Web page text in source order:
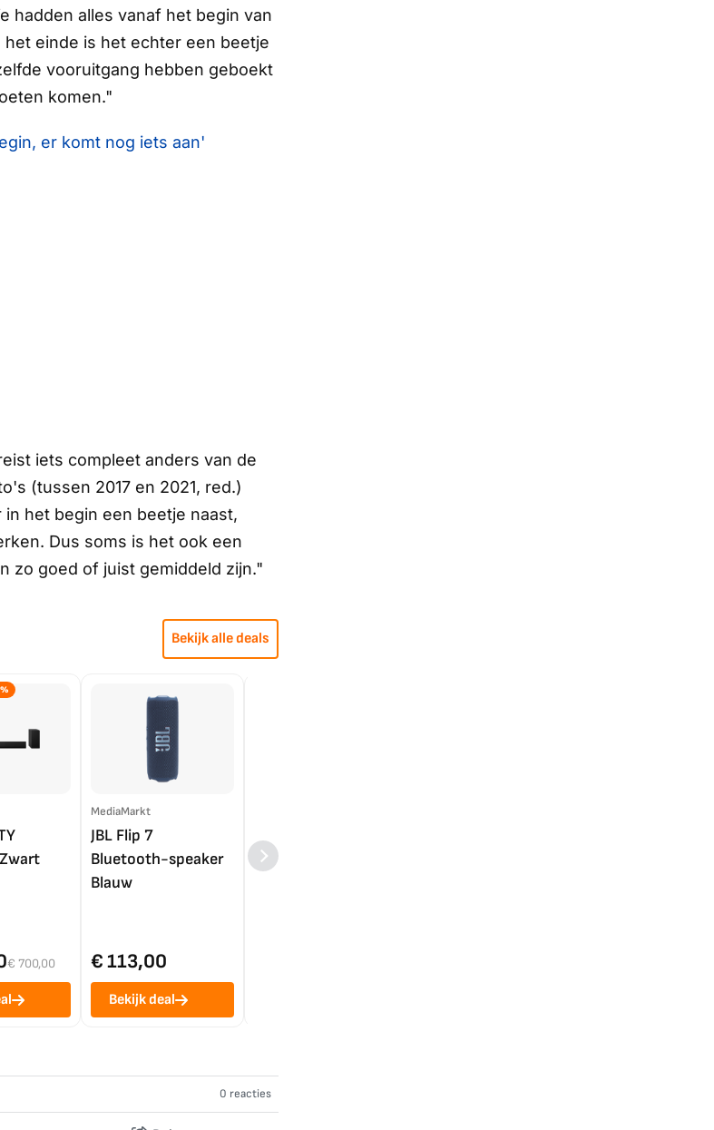
hadden alles vanaf het begin van
einde is het echter een beetje
vooruitgang hebben geboekt
komen."
er komt nog iets aan'
iets compleet anders van de
(tussen 2017 en 2021, red.)
het begin een beetje naast,
Dus soms is het ook een
zo goed of juist gemiddeld zijn."
Bekijk alle deals
€ 700,00
MediaMarkt
JBL Flip 7
Bluetooth-speaker
Blauw
€ 113,00
Bekijk deal
LG OLED55C56LB
4K TV (2025)
0 reacties